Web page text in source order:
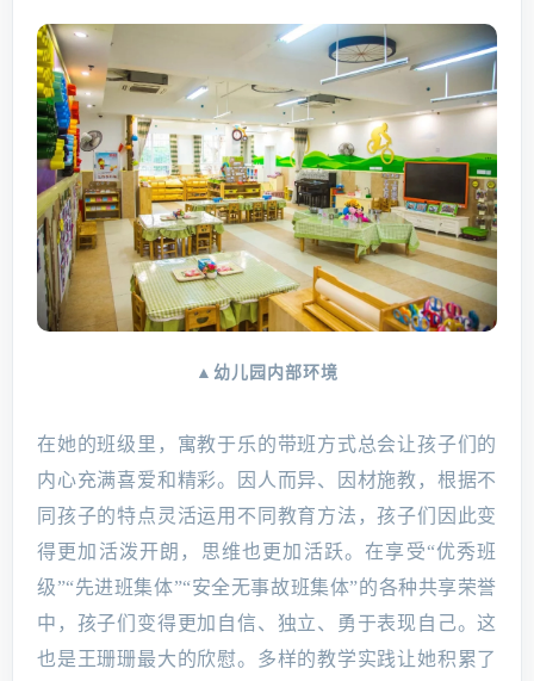
▲幼儿园内部环境
在她的班级里，寓教于乐的带班方式总会让孩子们的
内心充满喜爱和精彩。因人而异、因材施教，根据不
同孩子的特点灵活运用不同教育方法，孩子们因此变
得更加活泼开朗，思维也更加活跃。在享受“优秀班
级”“先进班集体”“安全无事故班集体”的各种共享荣誉
中，孩子们变得更加自信、独立、勇于表现自己。这
也是王珊珊最大的欣慰。多样的教学实践让她积累了